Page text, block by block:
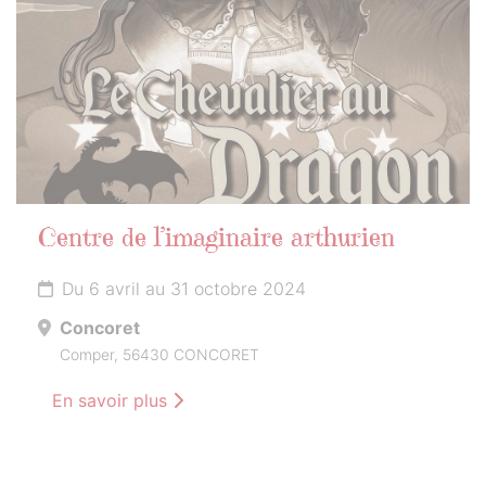
Centre de l’imaginaire arthurien
Du 6 avril au 31 octobre 2024
Concoret
Comper, 56430 CONCORET
En savoir plus